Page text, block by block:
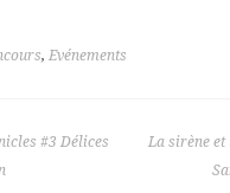
,Evénements
#3 Délices
La sirène